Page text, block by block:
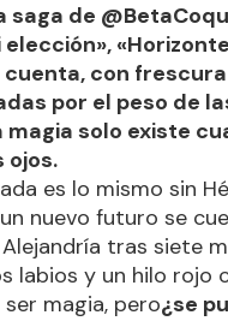
saga de
elección»,
con
por el peso de
solo existe
ojos.
es lo mismo sin
nuevo futuro se
tras siete
labios y un hilo rojo
magia, pero¿se